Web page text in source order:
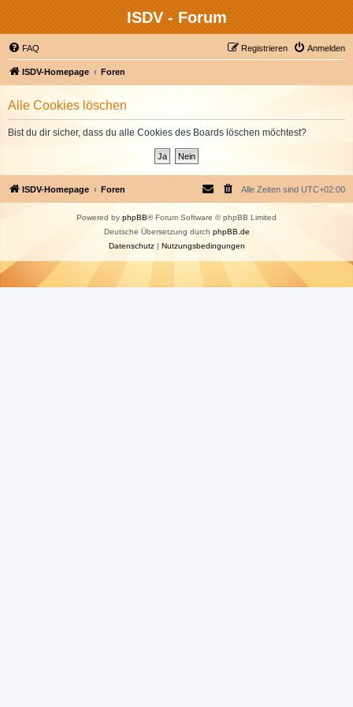
ISDV - Forum
FAQ Anmelden
Registrieren
ISDV-Homepage Foren
Alle Cookies löschen
Bist du dir sicher, dass du alle Cookies des Boards löschen möchtest?
ISDV-Homepage Foren Alle Zeiten sind UTC+02:00
Powered by phpBB® Forum Software © phpBB Limited
Deutsche Übersetzung durch phpBB.de
Datenschutz| Nutzungsbedingungen